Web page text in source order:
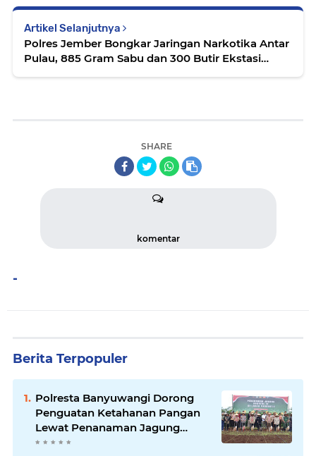
Artikel Selanjutnya
Polres Jember Bongkar Jaringan Narkotika Antar
Pulau, 885 Gram Sabu dan 300 Butir Ekstasi
SHARE
komentar
-
Berita Terpopuler
Polresta Banyuwangi Dorong
Penguatan Ketahanan Pangan
Lewat Penanaman Jagung
Kuartal IV 2025